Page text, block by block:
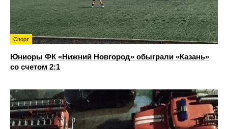
Спорт
Юниоры ФК «Нижний Новгород» обыграли «Казань»
со счетом 2:1